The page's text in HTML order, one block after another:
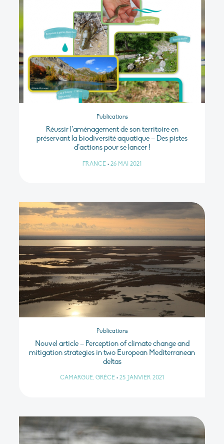
Publications
Réussir l’aménagement de son territoire en
préservant la biodiversité aquatique – Des pistes
d’actions pour se lancer !
FRANCE • 26 MAI 2021
Publications
Nouvel article – Perception of climate change and
mitigation strategies in two European Mediterranean
deltas
CAMARGUE, GRÈCE • 25 JANVIER 2021